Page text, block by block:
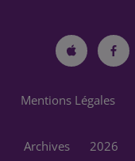
Mentions Légales
Archives 2026